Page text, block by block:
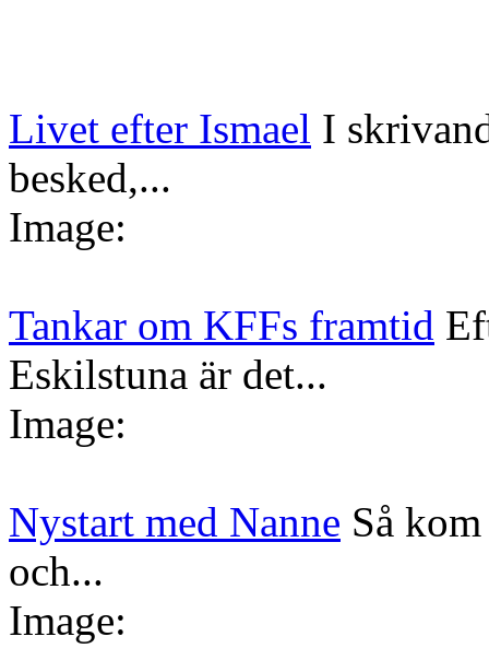
Livet efter Ismael I
besked,...
Image:
Tankar om KFFs framtid
Eskilstuna är det...
Image:
Nystart med Nanne Så
och...
Image: